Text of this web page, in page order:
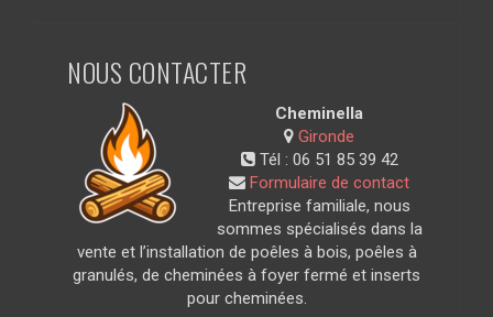
NOUS CONTACTER
Cheminella
Gironde
Tél : 06 51 85 39 42
Formulaire de contact
Entreprise familiale, nous
sommes spécialisés dans la
vente et l’installation de poêles à bois, poêles à
granulés, de cheminées à foyer fermé et inserts
pour cheminées.